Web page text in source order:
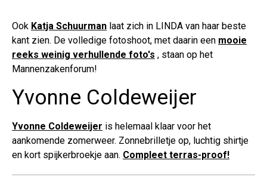
Ook Katja Schuurman laat zich in LINDA van haar beste
kant zien. De volledige fotoshoot, met daarin een mooie
reeks weinig verhullende foto's , staan op het
Mannenzakenforum!
Yvonne Coldeweijer
Yvonne Coldeweijer is helemaal klaar voor het
aankomende zomerweer. Zonnebrilletje op, luchtig shirtje
en kort spijkerbroekje aan. Compleet terras-proof!